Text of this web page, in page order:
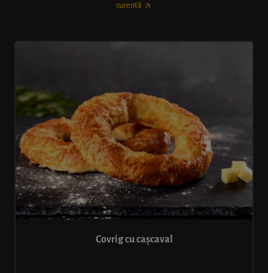
curentă
Covrig cu cașcaval